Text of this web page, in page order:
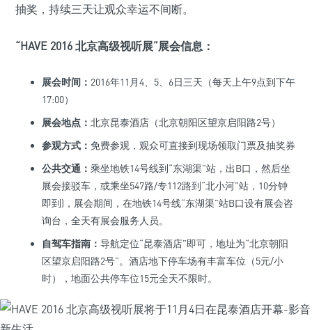
抽奖，持续三天让观众幸运不间断。
“HAVE 2016 北京高级视听展”展会信息：
展会时间： 2016年11月4、5、6日三天（每天上午9点到下午
17:00）
展会地点： 北京昆泰酒店（北京朝阳区望京启阳路2号）
参观方式： 免费参观，观众可直接到现场领取门票及抽奖券
公共交通： 乘坐地铁14号线到“东湖渠”站，出B口，然后坐
展会接驳车，或乘坐547路/专112路到“北小河”站，10分钟
即到)，展会期间，在地铁14号线“东湖渠”站B口设有展会咨
询台，全天有展会服务人员。
自驾车指南： 导航定位“昆泰酒店”即可，地址为“北京朝阳
区望京启阳路2号”。酒店地下停车场有丰富车位（5元/小
时），地面公共停车位15元全天不限时。